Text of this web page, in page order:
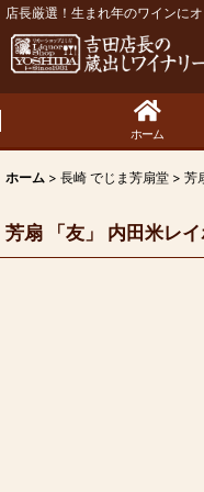
店長厳選！生まれ年のワインに
ホーム
ホーム > 長崎 でじま芳扇堂 > 芳
芳扇 「友」 内田米レ